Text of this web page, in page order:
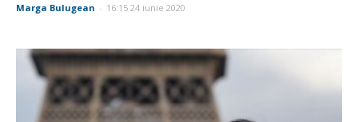
Marga Bulugean - 16:15 24 iunie 2020